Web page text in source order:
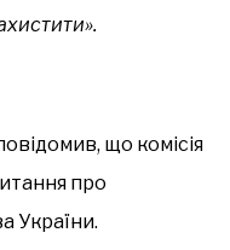
.
що комісія
про
України.